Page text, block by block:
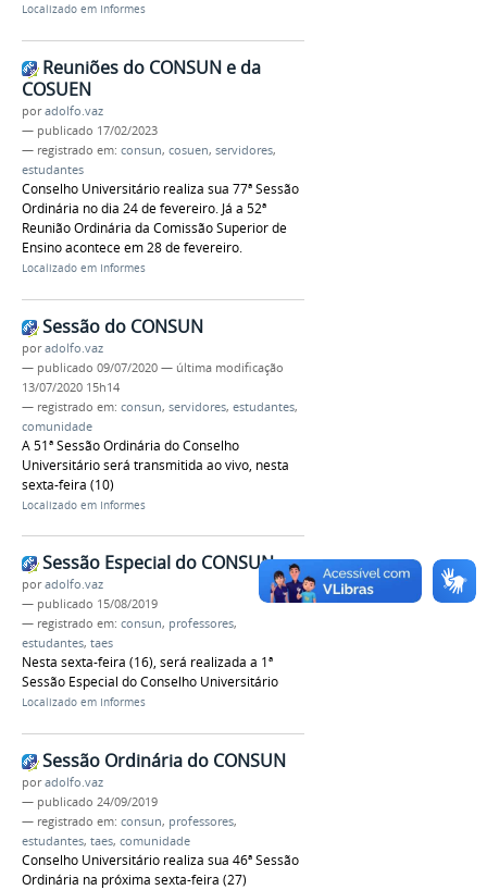
Localizado em Informes
Reuniões do CONSUN e da
COSUEN
poradolfo.vaz
— publicado 17/02/2023
— registrado em: consun, cosuen, servidores,
estudantes
Conselho Universitário realiza sua 77ª Sessão
Ordinária no dia 24 de fevereiro. Já a 52ª
Reunião Ordinária da Comissão Superior de
Ensino acontece em 28 de fevereiro.
Localizado em Informes
Sessão do CONSUN
poradolfo.vaz
— publicado 09/07/2020 — última modificação
13/07/2020 15h14
— registrado em: consun, servidores, estudantes,
comunidade
A 51ª Sessão Ordinária do Conselho
Universitário será transmitida ao vivo, nesta
sexta-feira (10)
Localizado em Informes
Sessão Especial do CONSUN
poradolfo.vaz
— publicado 15/08/2019
— registrado em: consun, professores,
estudantes, taes
Nesta sexta-feira (16), será realizada a 1ª
Sessão Especial do Conselho Universitário
Localizado em Informes
Sessão Ordinária do CONSUN
poradolfo.vaz
— publicado 24/09/2019
— registrado em: consun, professores,
estudantes, taes, comunidade
Conselho Universitário realiza sua 46ª Sessão
Ordinária na próxima sexta-feira (27)